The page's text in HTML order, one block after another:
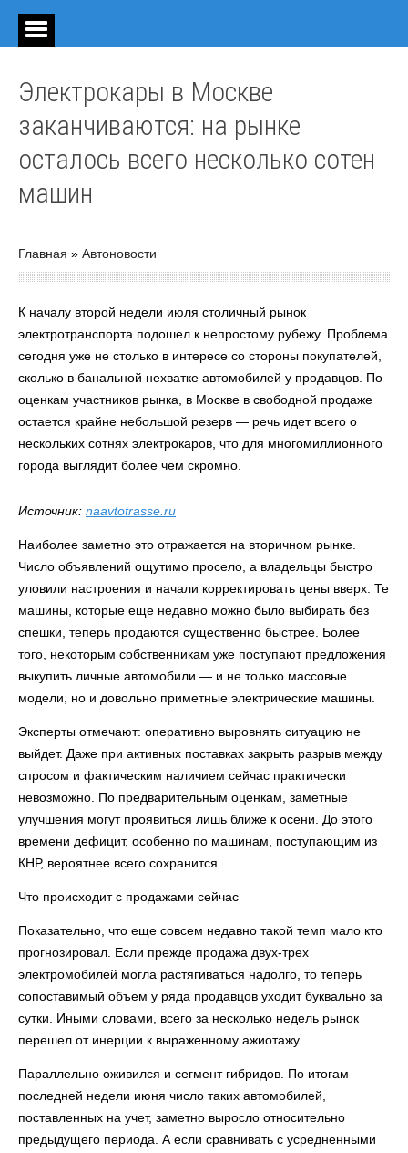
Электрокары в Москве
заканчиваются: на рынке
осталось всего несколько сотен
машин
Главная » Автоновости
К началу второй недели июля столичный рынок
электротранспорта подошел к непростому рубежу. Проблема
сегодня уже не столько в интересе со стороны покупателей,
сколько в банальной нехватке автомобилей у продавцов. По
оценкам участников рынка, в Москве в свободной продаже
остается крайне небольшой резерв — речь идет всего о
нескольких сотнях электрокаров, что для многомиллионного
города выглядит более чем скромно.
Источник: naavtotrasse.ru
Наиболее заметно это отражается на вторичном рынке.
Число объявлений ощутимо просело, а владельцы быстро
уловили настроения и начали корректировать цены вверх. Те
машины, которые еще недавно можно было выбирать без
спешки, теперь продаются существенно быстрее. Более
того, некоторым собственникам уже поступают предложения
выкупить личные автомобили — и не только массовые
модели, но и довольно приметные электрические машины.
Эксперты отмечают: оперативно выровнять ситуацию не
выйдет. Даже при активных поставках закрыть разрыв между
спросом и фактическим наличием сейчас практически
невозможно. По предварительным оценкам, заметные
улучшения могут проявиться лишь ближе к осени. До этого
времени дефицит, особенно по машинам, поступающим из
КНР, вероятнее всего сохранится.
Что происходит с продажами сейчас
Показательно, что еще совсем недавно такой темп мало кто
прогнозировал. Если прежде продажа двух-трех
электромобилей могла растягиваться надолго, то теперь
сопоставимый объем у ряда продавцов уходит буквально за
сутки. Иными словами, всего за несколько недель рынок
перешел от инерции к выраженному ажиотажу.
Параллельно оживился и сегмент гибридов. По итогам
последней недели июня число таких автомобилей,
поставленных на учет, заметно выросло относительно
предыдущего периода. А если сравнивать с усредненными